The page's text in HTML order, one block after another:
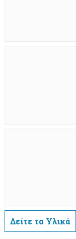
Δείτε τα Υλικά